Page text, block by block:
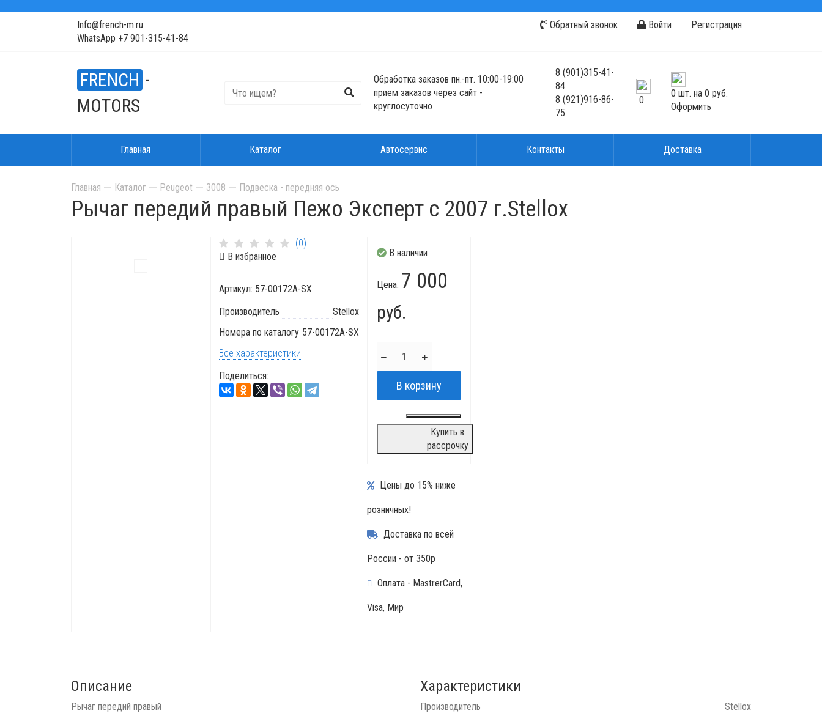
Info@french-m.ru
WhatsApp +7 901-315-41-84
Обратный звонок Войти Регистрация
FRENCH -
MOTORS
Обработка заказов пн.-пт. 10:00-19:00
прием заказов через сайт -
круглосуточно
8(901)315-41-
84
8(921)916-86-
75
0
0 шт. на 0 руб.
Оформить
Главная Каталог Автосервис Контакты Доставка
Главная Каталог Peugeot 3008 Подвеска - передняя ось
Рычаг передий правый Пежо Эксперт с 2007 г.Stellox
(0)
В избранное
Артикул: 57-00172A-SX
Производитель
Stellox
Номера по каталогу 57-00172A-SX
Все характеристики
Поделиться:
В наличии
Цена: 7 000
руб.
Купить в
рассрочку
Цены до 15% ниже
розничных!
Доставка по всей
России - от 350р
Оплата - MastrerCard,
Visa, Мир
Описание
Рычаг передий правый
Характеристики
Производитель
Stellox